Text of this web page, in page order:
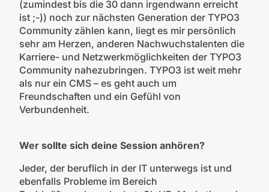
(zumindest bis die 30 dann irgendwann erreicht
ist ;-)) noch zur nächsten Generation der TYPO3
Community zählen kann, liegt es mir persönlich
sehr am Herzen, anderen Nachwuchstalenten die
Karriere- und Netzwerkmöglichkeiten der TYPO3
Community nahezubringen. TYPO3 ist weit mehr
als nur ein CMS – es geht auch um
Freundschaften und ein Gefühl von
Verbundenheit.
Wer sollte sich deine Session anhören?
Jeder, der beruflich in der IT unterwegs ist und
ebenfalls Probleme im Bereich